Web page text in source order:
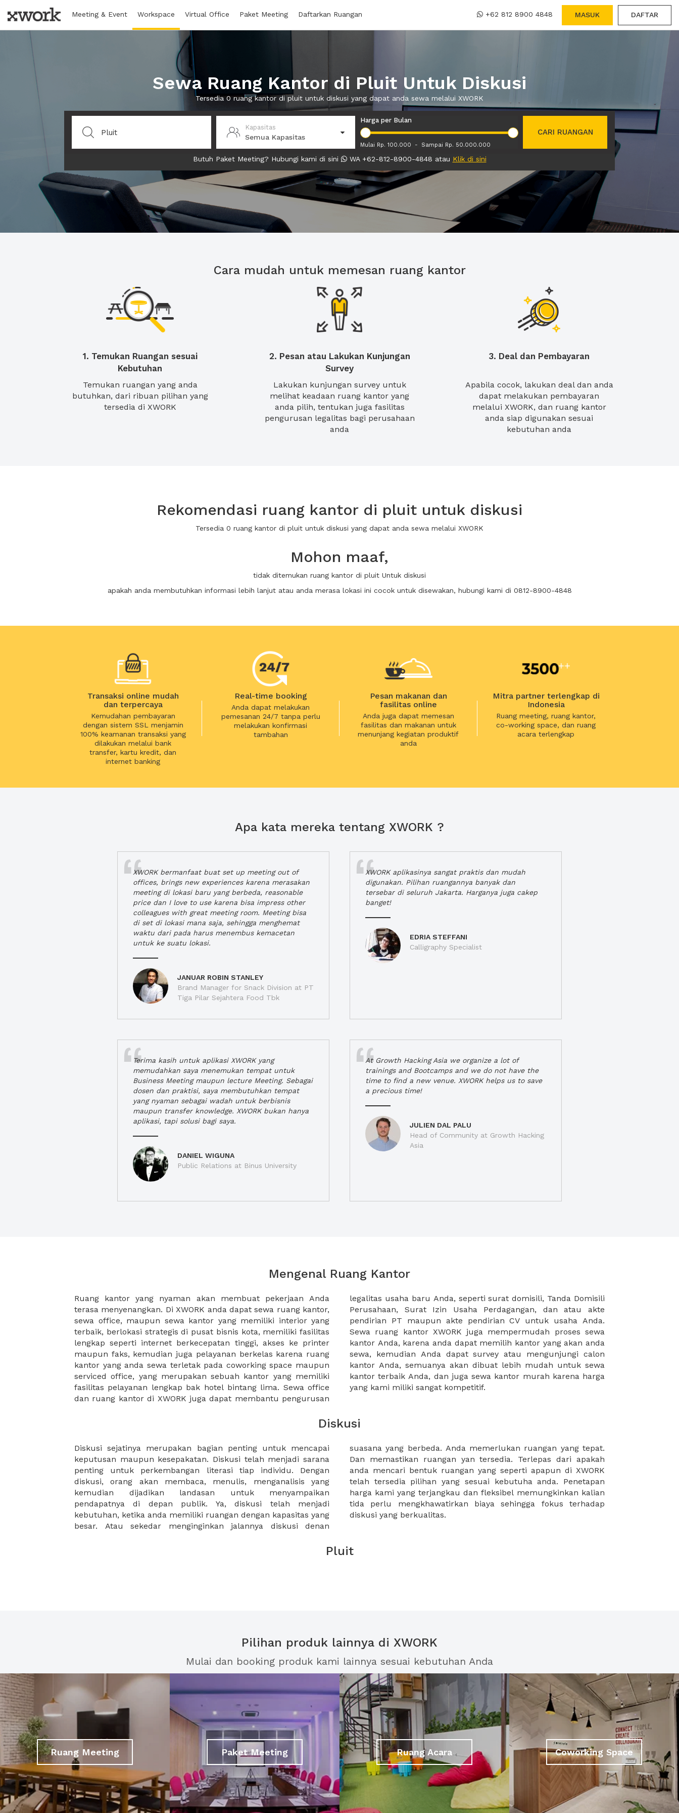
Meeting & Event Workspace Virtual Office Paket Meeting Daftarkan Ruangan +62 812 8900 4848 MASUK DAFTAR
Sewa Ruang Kantor di Pluit Untuk Diskusi
Tersedia 0 ruang kantor di pluit untuk diskusi yang dapat anda sewa melalui XWORK
Kapasitas
Semua Kapasitas
Harga per Bulan
Mulai Rp. 100.000 - Sampai Rp. 50.000.000
CARI RUANGAN
Butuh Paket Meeting? Hubungi kami di sini WA +62-812-8900-4848 atau Klik di sini
Cara mudah untuk memesan ruang kantor
1. Temukan Ruangan sesuai
Kebutuhan
Temukan ruangan yang anda
butuhkan, dari ribuan pilihan yang
tersedia di XWORK
2. Pesan atau Lakukan Kunjungan
Survey
Lakukan kunjungan survey untuk
melihat keadaan ruang kantor yang
anda pilih, tentukan juga fasilitas
pengurusan legalitas bagi perusahaan
anda
3. Deal dan Pembayaran
Apabila cocok, lakukan deal dan anda
dapat melakukan pembayaran
melalui XWORK, dan ruang kantor
anda siap digunakan sesuai
kebutuhan anda
Rekomendasi ruang kantor di pluit untuk diskusi
Tersedia 0 ruang kantor di pluit untuk diskusi yang dapat anda sewa melalui XWORK
Mohon maaf,
tidak ditemukan ruang kantor di pluit Untuk diskusi
apakah anda membutuhkan informasi lebih lanjut atau anda merasa lokasi ini cocok untuk disewakan, hubungi kami di 0812-8900-4848
Transaksi online mudah
dan terpercaya
Kemudahan pembayaran
dengan sistem SSL menjamin
100% keamanan transaksi yang
dilakukan melalui bank
transfer, kartu kredit, dan
internet banking
Real-time booking
Anda dapat melakukan
pemesanan 24/7 tanpa perlu
melakukan konfirmasi
tambahan
Pesan makanan dan
fasilitas online
Anda juga dapat memesan
fasilitas dan makanan untuk
menunjang kegiatan produktif
anda
Mitra partner terlengkap di
Indonesia
Ruang meeting, ruang kantor,
co-working space, dan ruang
acara terlengkap
Apa kata mereka tentang XWORK ?
XWORK bermanfaat buat set up meeting out of
offices, brings new experiences karena merasakan
meeting di lokasi baru yang berbeda, reasonable
price dan I love to use karena bisa impress other
colleagues with great meeting room. Meeting bisa
di set di lokasi mana saja, sehingga menghemat
waktu dari pada harus menembus kemacetan
untuk ke suatu lokasi.
JANUAR ROBIN STANLEY
Brand Manager for Snack Division at PT
Tiga Pilar Sejahtera Food Tbk
XWORK aplikasinya sangat praktis dan mudah
digunakan. Pilihan ruangannya banyak dan
tersebar di seluruh Jakarta. Harganya juga cakep
banget!
EDRIA STEFFANI
Calligraphy Specialist
Terima kasih untuk aplikasi XWORK yang
memudahkan saya menemukan tempat untuk
Business Meeting maupun lecture Meeting. Sebagai
dosen dan praktisi, saya membutuhkan tempat
yang nyaman sebagai wadah untuk berbisnis
maupun transfer knowledge. XWORK bukan hanya
aplikasi, tapi solusi bagi saya.
DANIEL WIGUNA
Public Relations at Binus University
At Growth Hacking Asia we organize a lot of
trainings and Bootcamps and we do not have the
time to find a new venue. XWORK helps us to save
a precious time!
JULIEN DAL PALU
Head of Community at Growth Hacking
Asia
Mengenal Ruang Kantor
Ruang kantor yang nyaman akan membuat pekerjaan Anda
terasa menyenangkan. Di XWORK anda dapat sewa ruang kantor,
sewa office, maupun sewa kantor yang memiliki interior yang
terbaik, berlokasi strategis di pusat bisnis kota, memiliki fasilitas
lengkap seperti internet berkecepatan tinggi, akses ke printer
maupun faks, kemudian juga pelayanan berkelas karena ruang
kantor yang anda sewa terletak pada coworking space maupun
serviced office, yang merupakan sebuah kantor yang memiliki
fasilitas pelayanan lengkap bak hotel bintang lima. Sewa office
dan ruang kantor di XWORK juga dapat membantu pengurusan
legalitas usaha baru Anda, seperti surat domisili, Tanda Domisili
Perusahaan, Surat Izin Usaha Perdagangan, dan atau akte
pendirian PT maupun akte pendirian CV untuk usaha Anda.
Sewa ruang kantor XWORK juga mempermudah proses sewa
kantor Anda, karena anda dapat memilih kantor yang akan anda
sewa, kemudian Anda dapat survey atau mengunjungi calon
kantor Anda, semuanya akan dibuat lebih mudah untuk sewa
kantor terbaik Anda, dan juga sewa kantor murah karena harga
yang kami miliki sangat kompetitif.
Diskusi
Diskusi sejatinya merupakan bagian penting untuk mencapai
keputusan maupun kesepakatan. Diskusi telah menjadi sarana
penting untuk perkembangan literasi tiap individu. Dengan
diskusi, orang akan membaca, menulis, menganalisis yang
kemudian dijadikan landasan untuk menyampaikan
pendapatnya di depan publik. Ya, diskusi telah menjadi
kebutuhan, ketika anda memiliki ruangan dengan kapasitas yang
besar. Atau sekedar menginginkan jalannya diskusi denan
suasana yang berbeda. Anda memerlukan ruangan yang tepat.
Dan memastikan ruangan yan tersedia. Terlepas dari apakah
anda mencari bentuk ruangan yang seperti apapun di XWORK
telah tersedia pilihan yang sesuai kebutuha anda. Penetapan
harga kami yang terjangkau dan fleksibel memungkinkan kalian
tida perlu mengkhawatirkan biaya sehingga fokus terhadap
diskusi yang berkualitas.
Pluit
Pilihan produk lainnya di XWORK
Mulai dan booking produk kami lainnya sesuai kebutuhan Anda
Ruang Meeting Paket Meeting Ruang Acara Coworking Space